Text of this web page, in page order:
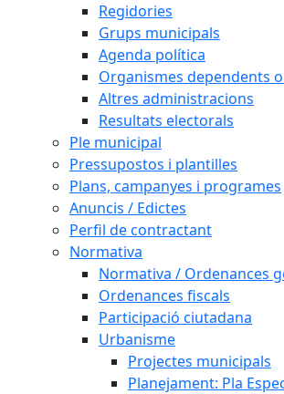
Regidories
Grups municipals
Agenda política
Organismes dependents
Altres administracions
Resultats electorals
Ple municipal
Pressupostos i plantilles
Plans, campanyes i programes
Anuncis / Edictes
Perfil de contractant
Normativa
Normativa / Ordenances
Ordenances fiscals
Participació ciutadana
Urbanisme
Projectes municipals
Planejament: Pla